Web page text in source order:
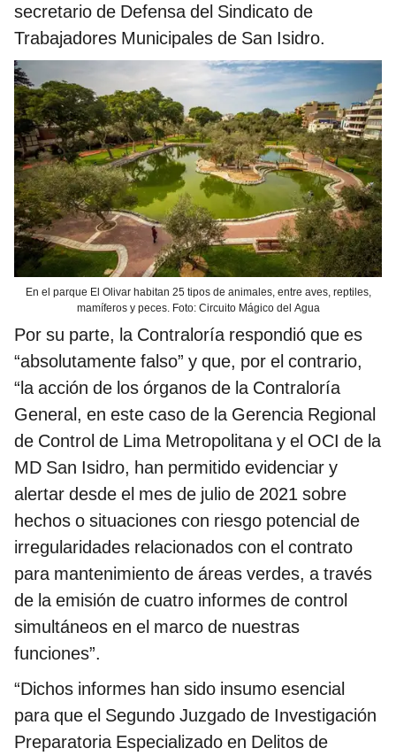
secretario de Defensa del Sindicato de
Trabajadores Municipales de San Isidro.
En el parque El Olivar habitan 25 tipos de animales, entre aves, reptiles,
mamíferos y peces. Foto: Circuito Mágico del Agua
Por su parte, la Contraloría respondió que es
“absolutamente falso” y que, por el contrario,
“la acción de los órganos de la Contraloría
General, en este caso de la Gerencia Regional
de Control de Lima Metropolitana y el OCI de la
MD San Isidro, han permitido evidenciar y
alertar desde el mes de julio de 2021 sobre
hechos o situaciones con riesgo potencial de
irregularidades relacionados con el contrato
para mantenimiento de áreas verdes, a través
de la emisión de cuatro informes de control
simultáneos en el marco de nuestras
funciones”.
“Dichos informes han sido insumo esencial
para que el Segundo Juzgado de Investigación
Preparatoria Especializado en Delitos de